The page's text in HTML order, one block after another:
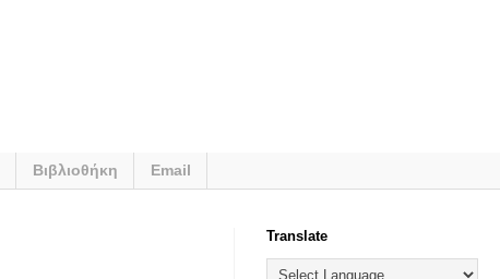
Βιβλιοθήκη Email
Translate